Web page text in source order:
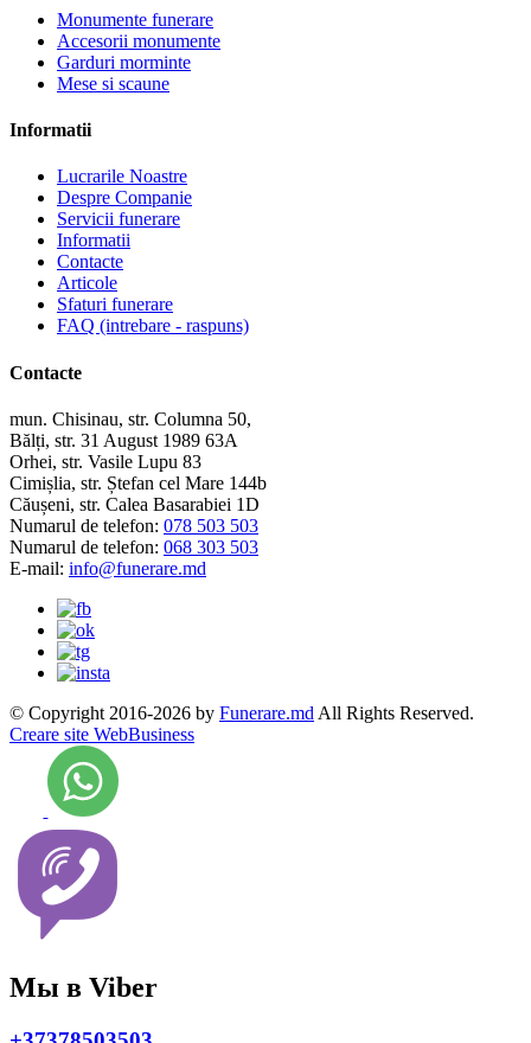
Monumente funerare
Accesorii monumente
Garduri morminte
Mese si scaune
Informatii
Lucrarile Noastre
Despre Companie
Servicii funerare
Informatii
Contacte
Articole
Sfaturi funerare
FAQ (intrebare - raspuns)
Contacte
mun. Chisinau, str. Columna 50,
Bălți, str. 31 August 1989 63A
Orhei, str. Vasile Lupu 83
Cimișlia, str. Ștefan cel Mare 144b
Căușeni, str. Calea Basarabiei 1D
Numarul de telefon: 078 503 503
Numarul de telefon: 068 303 503
E-mail: info@funerare.md
© Copyright 2016-2026 by Funerare.md All Rights Reserved.
Creare site WebBusiness
Мы в Viber